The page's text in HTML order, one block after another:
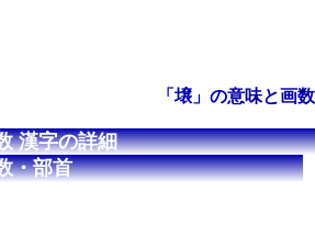
「壌」の意味と画数
漢字の詳細
・部首